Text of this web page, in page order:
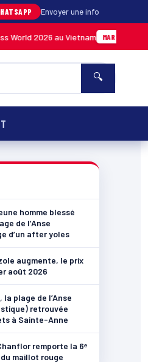
Envoyer une info
au Vietnam MARTINIQUE
🔍
homme blessé
de l’Anse
d’un after yoles
augmente, le prix
août 2026
plage de l’Anse
retrouvée
à Sainte-Anne
remporte la 6ᵉ
maillot rouge